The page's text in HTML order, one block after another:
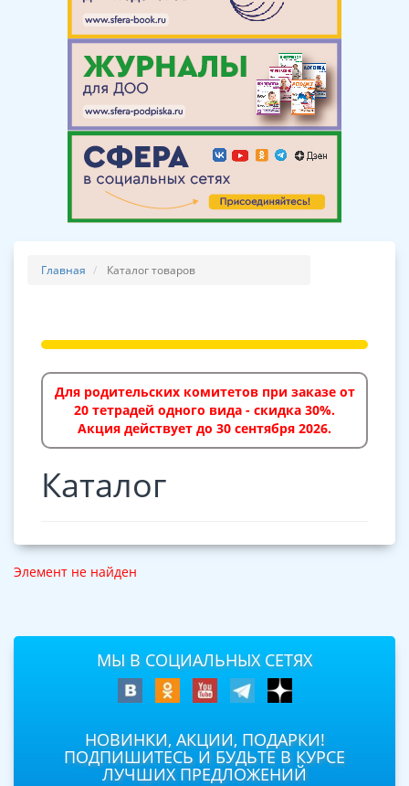
Главная Каталог товаров
Для родительских комитетов при заказе от
20 тетрадей одного вида - скидка 30%.
Акция действует до 30 сентября 2026.
Каталог
Элемент не найден
МЫ В СОЦИАЛЬНЫХ СЕТЯХ
НОВИНКИ, АКЦИИ, ПОДАРКИ!
ПОДПИШИТЕСЬ И БУДЬТЕ В КУРСЕ
ЛУЧШИХ ПРЕДЛОЖЕНИЙ